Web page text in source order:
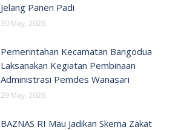
Jelang Panen Padi
30 May, 2026
Pemerintahan Kecamatan Bangodua
Laksanakan Kegiatan Pembinaan
Administrasi Pemdes Wanasari
29 May, 2026
BAZNAS RI Mau Jadikan Skema Zakat